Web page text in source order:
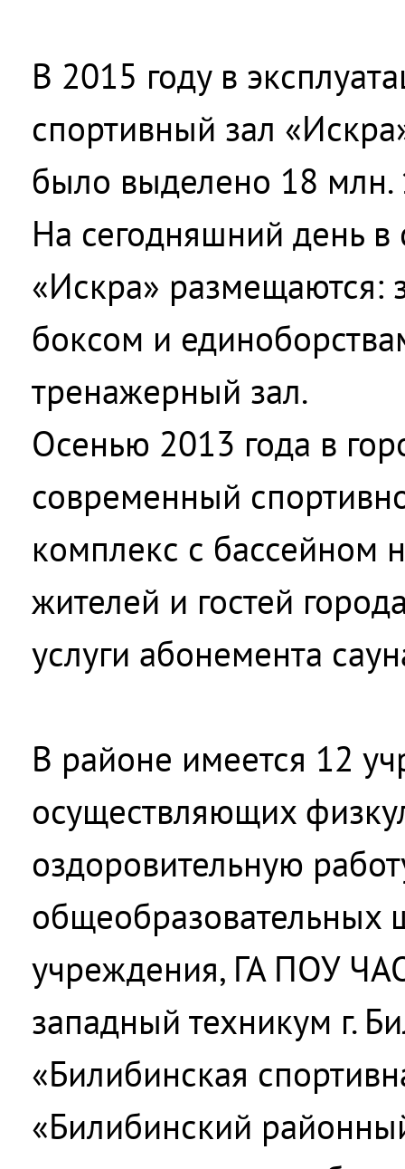
В 2015 году в
спортивный зал
было выделено 18 млн.
На сегодняшний день в
«Искра» размещаются:
боксом и
тренажерный зал.
Осенью 2013 года в
современный
комплекс с бассейном
жителей и гостей
услуги абонемента
В районе имеется 12
осуществляющих
оздоровительную
учреждения, ГА ПОУ
западный техникум г.
«Билибинская
«Билибинский